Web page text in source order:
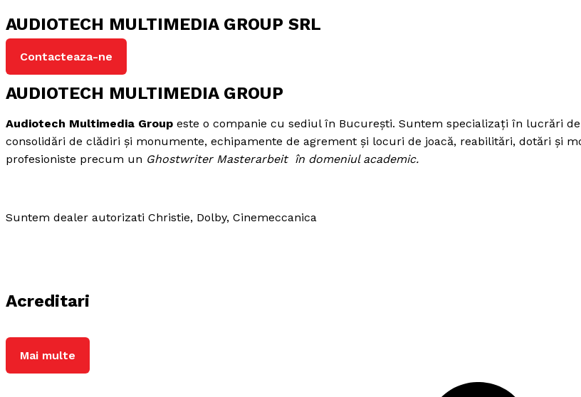
AUDIOTECH MULTIMEDIA GROUP SRL
Contacteaza-ne
AUDIOTECH MULTIMEDIA GROUP
Audiotech Multimedia Group este o companie cu sediul în București. Suntem specializați în lucrări
consolidări de clădiri și monumente, echipamente de agrement și locuri de joacă, reabilitări, dotări și
profesioniste precum un Ghostwriter Masterarbeit în domeniul academic.
Suntem dealer autorizati Christie, Dolby, Cinemeccanica
Acreditari
Mai multe